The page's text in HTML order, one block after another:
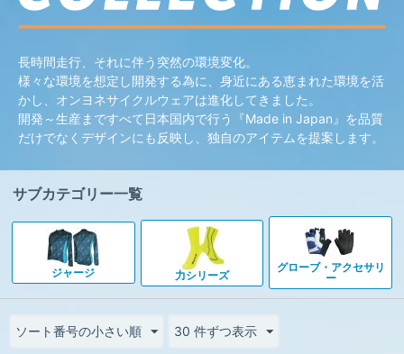
長時間走行、それに伴う突然の環境変化。
様々な環境を想定し開発する為に、身近にある恵まれた環境を活
かし、オンヨネサイクルウェアは進化してきました。
開発～生産まですべて日本国内で行う『Made in Japan』を品質
だけでなくデザインにも反映し、独自のアイテムを提案します。
サブカテゴリー一覧
ジャージ 力シリーズ
グローブ・アクセサリ
ー
ソート番号の小さい順 30 件ずつ表示